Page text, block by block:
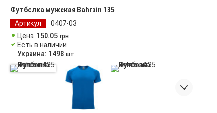
Футболка мужская Bahrain 135
Артикул
0407-03
Цена 150.05 грн
Есть в наличии
Украина: 1498 шт